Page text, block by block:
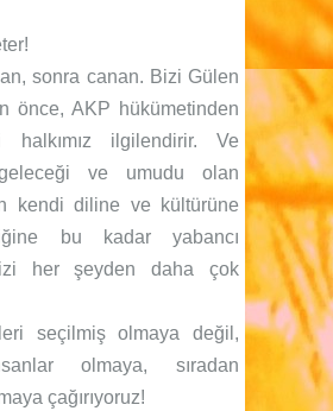
sonra canan. Bizi Gülen
önce, AKP hükümetinden
halkımız ilgilendirir. Ve
geleceği ve umudu olan
kendi diline ve kültürüne
bu kadar yabancı
her şeyden daha çok
seçilmiş olmaya değil,
olmaya, sıradan
çağırıyoruz!